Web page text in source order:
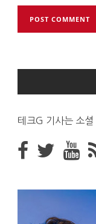
테크G 기사는 소셜